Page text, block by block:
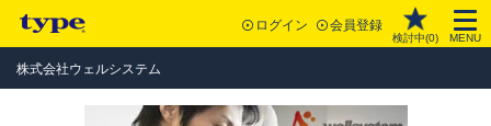
ログイン 会員登録
検討中(0) MENU
株式会社ウェルシステム